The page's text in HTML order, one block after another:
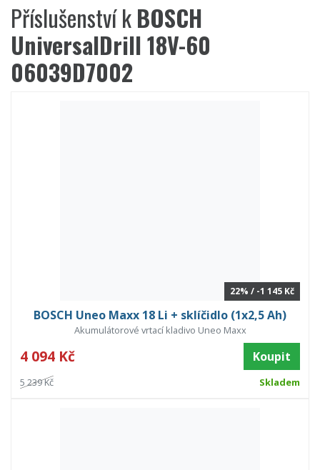
Příslušenství kBOSCH
UniversalDrill 18V-60
06039D7002
22% / -1 145 Kč
BOSCH Uneo Maxx 18 Li + sklíčidlo (1x2,5 Ah)
Akumulátorové vrtací kladivo Uneo Maxx
4 094 Kč Koupit
5 239 Kč Skladem